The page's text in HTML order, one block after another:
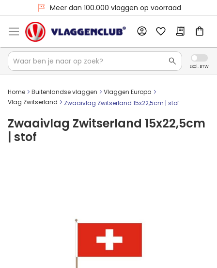
Meer dan 100.000 vlaggen op voorraad
Voor 16:00 besteld, dezelfde dag verzonden
Home Buitenlandse vlaggen
Vlaggen Europa
Vlag Zwitserland
Zwaaivlag Zwitserland 15x22,5cm | stof
Zwaaivlag Zwitserland 15x22,5cm
| stof